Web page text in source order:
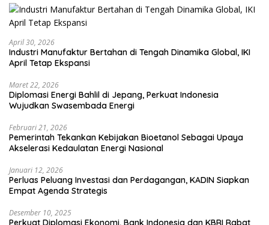
April 30, 2026
Industri Manufaktur Bertahan di Tengah Dinamika Global, IKI
April Tetap Ekspansi
Maret 22, 2026
Diplomasi Energi Bahlil di Jepang, Perkuat Indonesia
Wujudkan Swasembada Energi
Februari 21, 2026
Pemerintah Tekankan Kebijakan Bioetanol Sebagai Upaya
Akselerasi Kedaulatan Energi Nasional
Januari 12, 2026
Perluas Peluang Investasi dan Perdagangan, KADIN Siapkan
Empat Agenda Strategis
Desember 10, 2025
Perkuat Diplomasi Ekonomi, Bank Indonesia dan KBRI Rabat